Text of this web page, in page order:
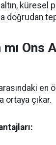
küresel
doğrudan
Ons
arasındaki
ortaya çıkar.